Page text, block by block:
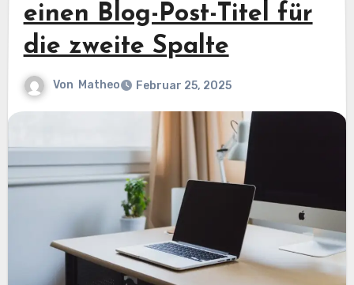
einen Blog-Post-Titel für
die zweite Spalte
Von Matheo Februar 25, 2025